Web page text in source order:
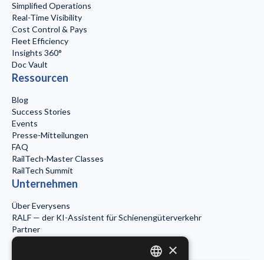
Simplified Operations
Real-Time Visibility
Cost Control & Pays
Fleet Efficiency
Insights 360°
Doc Vault
Ressourcen
Blog
Success Stories
Events
Presse-Mitteilungen
FAQ
RailTech-Master Classes
RailTech Summit
Unternehmen
Über Everysens
RALF — der KI-Assistent für Schienengüterverkehr
Partner
×